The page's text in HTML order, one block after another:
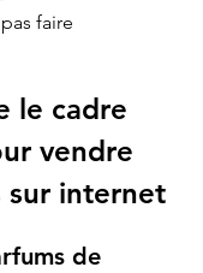
faire
le cadre
vendre
sur internet
de